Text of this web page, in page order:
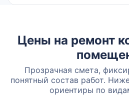
Цены на ремонт
Прозрачная смета,
понятный состав работ.
ориентиры по